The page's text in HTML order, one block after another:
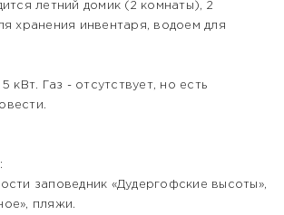
летний домик (2 комнаты), 2
хранения инвентаря, водоем для
кВт. Газ - отсутствует, но есть
зaпoвeдник «Дудepгофские высоты»,
пляжи.